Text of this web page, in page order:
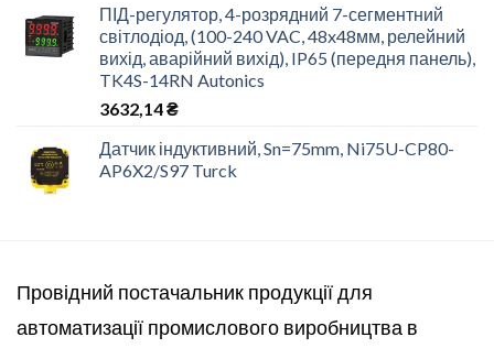
ПІД-регулятор, 4-розрядний 7-сегментний
світлодіод, (100-240 VAC, 48x48мм, релейний
вихід, аварійний вихід), IP65 (передня панель),
TK4S-14RN Autonics
3632,14₴
Датчик індуктивний, Sn=75mm, Ni75U-CP80-
AP6X2/S97 Turck
Провідний постачальник продукції для
автоматизації промислового виробництва в